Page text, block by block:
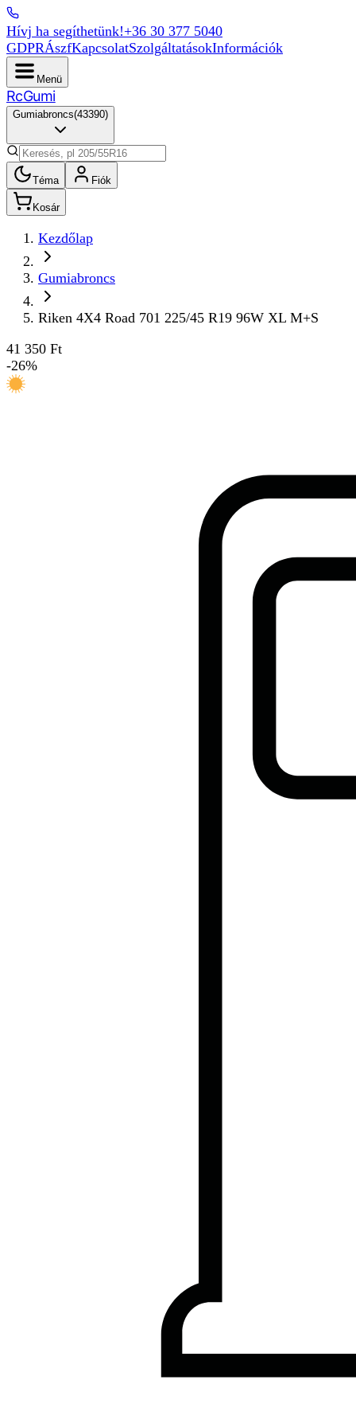
Hívj ha segíthetünk!+36 30 377 5040
GDPRÁszfKapcsolatSzolgáltatásokInformációk
Menü
RcGumi
Gumiabroncs(43390)
Téma Fiók
Kosár
Kezdőlap
Gumiabroncs
Riken 4X4 Road 701 225/45 R19 96W XL M+S
41 350 Ft
-26%